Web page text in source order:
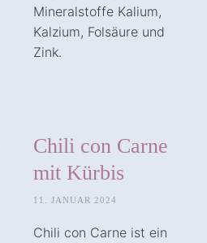
Mineralstoffe Kalium,
Kalzium, Folsäure und
Zink.
Chili con Carne
mit Kürbis
11. JANUAR 2024
Chili con Carne ist ein